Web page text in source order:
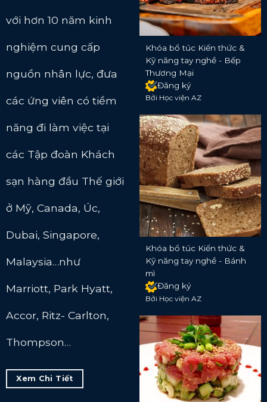
với hơn 10 năm kinh
nghiệm cung cấp
nguồn nhân lực, đưa
các ứng viên có tiềm
năng đi làm việc tại
các Tập đoàn Khách
sạn hàng đầu Thế giới
ở Mỹ, Canada, Úc,
Dubai, Singapore,
Malaysia…như
Marriott, Park Hyatt,
Accor, Ritz- Carlton,
Thompson…
Xem Chi Tiết
Khóa bổ túc Kiến thức &
Kỹ năng tay nghề - Bếp
Thương Mại
Đăng ký
Bởi Học viện AZ
Khóa bổ túc Kiến thức &
Kỹ năng tay nghề - Bánh
mì
Đăng ký
Bởi Học viện AZ